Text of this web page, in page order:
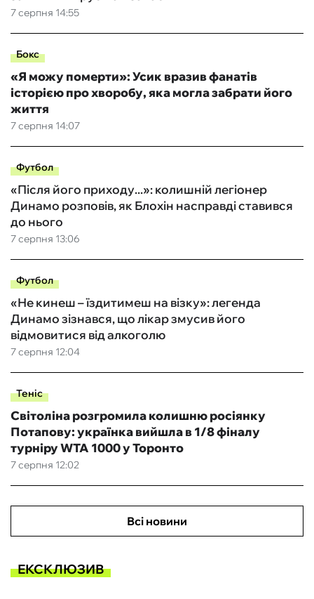
7 серпня 14:55
Бокс
7 серпня 14:07
«Я можу померти»: Усик вразив фанатів
історією про хворобу, яка могла забрати його
життя
Футбол
7 серпня 13:06
«Після його приходу...»: колишній легіонер
Динамо розповів, як Блохін насправді ставився
до нього
Футбол
7 серпня 12:04
«Не кинеш – їздитимеш на візку»: легенда
Динамо зізнався, що лікар змусив його
відмовитися від алкоголю
Теніс
7 серпня 12:02
Світоліна розгромила колишню росіянку
Потапову: українка вийшла в 1/8 фіналу
турніру WTA 1000 у Торонто
Всі новини
ЕКСКЛЮЗИВ